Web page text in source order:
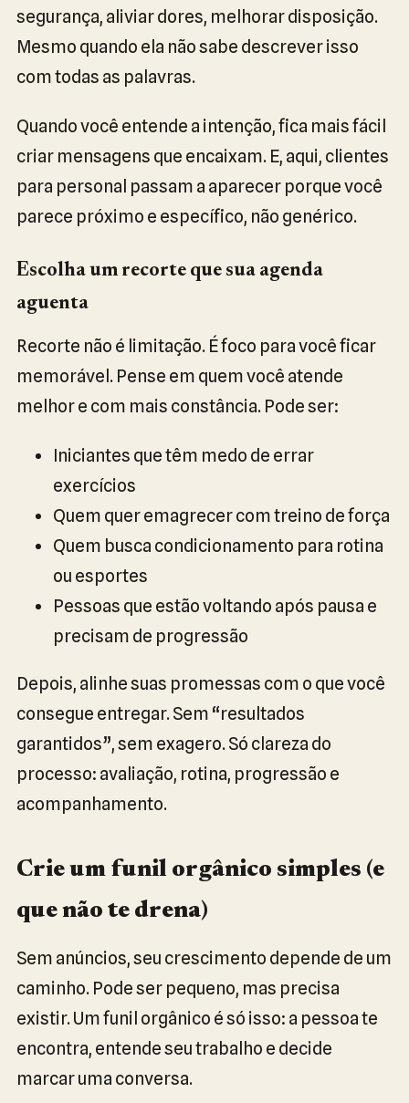
segurança, aliviar dores, melhorar disposição.
Mesmo quando ela não sabe descrever isso
com todas as palavras.
Quando você entende a intenção, fica mais fácil
criar mensagens que encaixam. E, aqui, clientes
para personal passam a aparecer porque você
parece próximo e específico, não genérico.
Escolha um recorte que sua agenda
aguenta
Recorte não é limitação. É foco para você ficar
memorável. Pense em quem você atende
melhor e com mais constância. Pode ser:
Iniciantes que têm medo de errar
exercícios
Quem quer emagrecer com treino de força
Quem busca condicionamento para rotina
ou esportes
Pessoas que estão voltando após pausa e
precisam de progressão
Depois, alinhe suas promessas com o que você
consegue entregar. Sem “resultados
garantidos”, sem exagero. Só clareza do
processo: avaliação, rotina, progressão e
acompanhamento.
Crie um funil orgânico simples (e
que não te drena)
Sem anúncios, seu crescimento depende de um
caminho. Pode ser pequeno, mas precisa
existir. Um funil orgânico é só isso: a pessoa te
encontra, entende seu trabalho e decide
marcar uma conversa.